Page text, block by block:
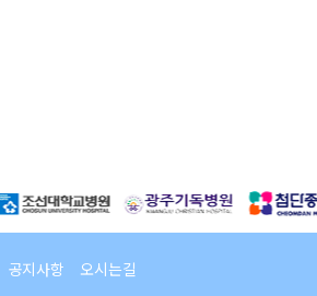
공지사항 오시는길